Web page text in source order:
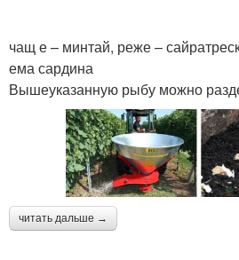
чащ е – минтай, реже –
ема сардина
Вышеуказанную рыбу можно
читать дальше →